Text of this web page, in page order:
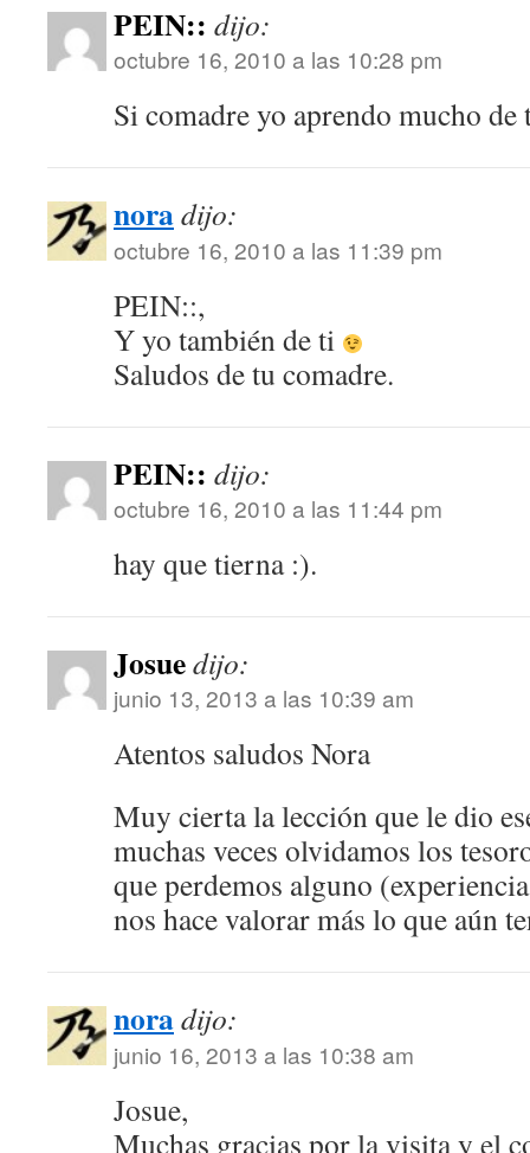
PEIN:: dijo:
octubre 16, 2010 a las 10:28 pm
Si comadre yo aprendo mucho
noradijo:
octubre 16, 2010 a las 11:39 pm
PEIN::,
Y yo también de ti
Saludos de tu comadre.
PEIN:: dijo:
octubre 16, 2010 a las 11:44 pm
hay que tierna :).
Josuedijo:
junio 13, 2013 a las 10:39 am
Atentos saludos Nora
Muy cierta la lección que le dio
muchas veces olvidamos los
que perdemos alguno
nos hace valorar más lo que aún
noradijo:
junio 16, 2013 a las 10:38 am
Josue,
Muchas gracias por la visita y el